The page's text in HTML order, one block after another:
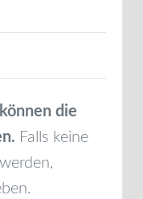
die
Falls keine